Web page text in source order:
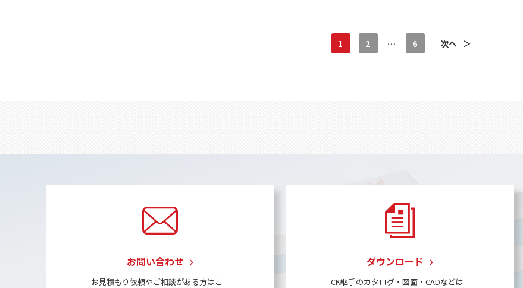
1 2 … 6 次へ ＞
お問い合わせ
お見積もり依頼やご相談がある方はこ
ダウンロード
CK継手のカタログ・図面・CADなどは